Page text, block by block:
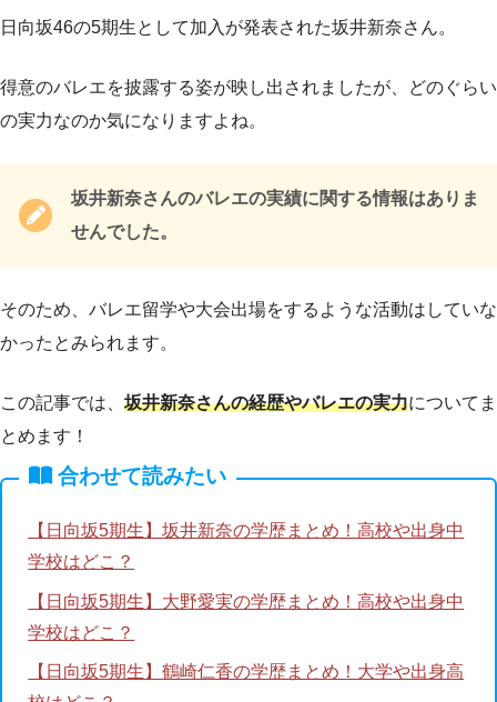
日向坂46の5期生として加入が発表された坂井新奈さん。
得意のバレエを披露する姿が映し出されましたが、どのぐらい
の実力なのか気になりますよね。
坂井新奈さんのバレエの実績に関する情報はありま
せんでした。
そのため、バレエ留学や大会出場をするような活動はしていな
かったとみられます。
この記事では、 坂井新奈さんの経歴やバレエの実力についてま
とめます！
合わせて読みたい
【日向坂5期生】坂井新奈の学歴まとめ！高校や出身中
学校はどこ？
【日向坂5期生】大野愛実の学歴まとめ！高校や出身中
学校はどこ？
【日向坂5期生】鶴崎仁香の学歴まとめ！大学や出身高